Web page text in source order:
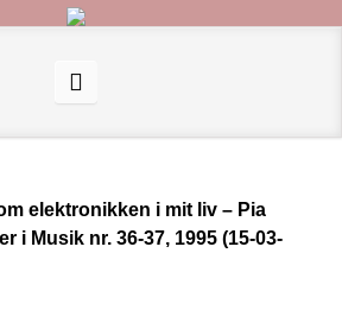
elektronikken i mit liv – Pia
i Musik nr. 36-37, 1995 (15-03-